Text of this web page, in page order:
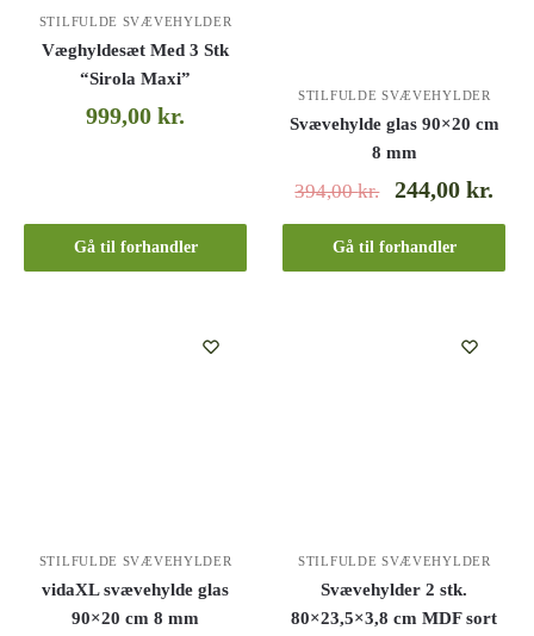
STILFULDE SVÆVEHYLDER
Væghyldesæt Med 3 Stk
“Sirola Maxi”
999,00kr.
Gå til forhandler
STILFULDE SVÆVEHYLDER
Svævehylde glas 90×20 cm
8 mm
394,00kr. 244,00kr.
Gå til forhandler
STILFULDE SVÆVEHYLDER
vidaXL svævehylde glas
90×20 cm 8 mm
STILFULDE SVÆVEHYLDER
Svævehylder 2 stk.
80×23,5×3,8 cm MDF sort